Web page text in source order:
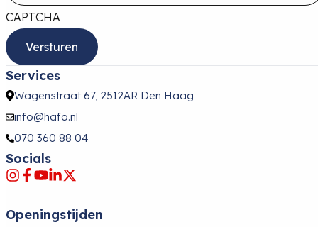
CAPTCHA
Services
Wagenstraat 67, 2512AR Den Haag
info@hafo.nl
070 360 88 04
Socials
Openingstijden